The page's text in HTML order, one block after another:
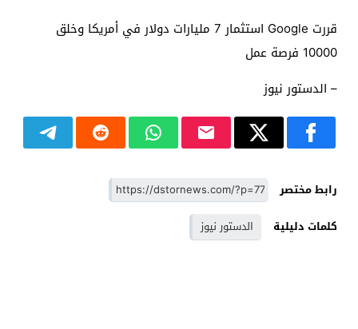
قررت Google استثمار 7 مليارات دولار في أمريكا وخلق
10000 فرصة عمل
– الدستور نيوز
رابط مختصر
كلمات دليلية
الدستور نيوز